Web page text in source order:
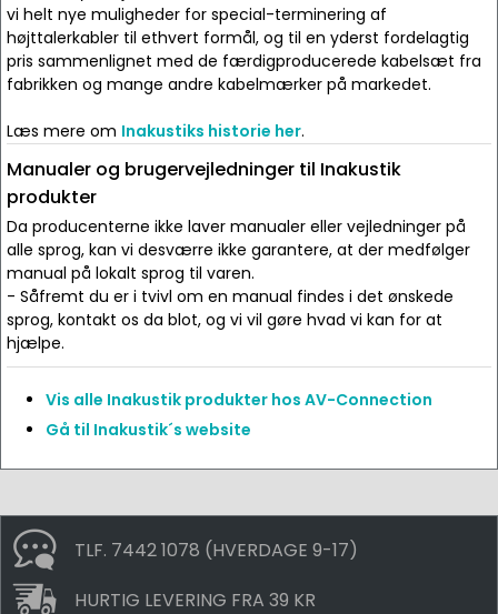
vi helt nye muligheder for special-terminering af
højttalerkabler til ethvert formål, og til en yderst fordelagtig
pris sammenlignet med de færdigproducerede kabelsæt fra
fabrikken og mange andre kabelmærker på markedet.
Læs mere om Inakustiks historie her.
Manualer og brugervejledninger til Inakustik
produkter
Da producenterne ikke laver manualer eller vejledninger på
alle sprog, kan vi desværre ikke garantere, at der medfølger
manual på lokalt sprog til varen.
- Såfremt du er i tvivl om en manual findes i det ønskede
sprog, kontakt os da blot, og vi vil gøre hvad vi kan for at
hjælpe.
Vis alle Inakustik produkter hos AV-Connection
Gå til Inakustik´s website
TLF. 7442 1078 (HVERDAGE 9-17)
HURTIG LEVERING FRA 39 KR